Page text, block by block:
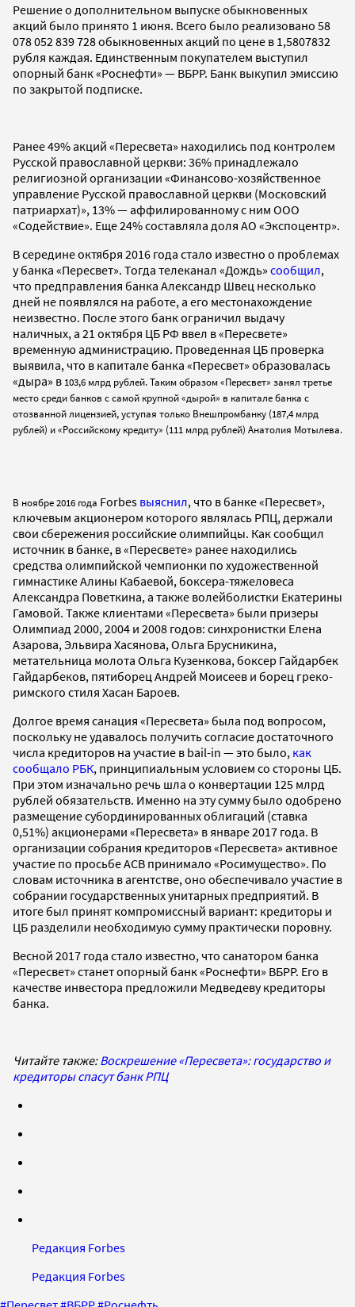
Решение о дополнительном выпуске обыкновенных
акций было принято 1 июня. Всего было реализовано 58
078 052 839 728 обыкновенных акций по цене в 1,5807832
рубля каждая. Единственным покупателем выступил
опорный банк «Роснефти» — ВБРР. Банк выкупил эмиссию
по закрытой подписке.
Ранее 49% акций «Пересвета» находились под контролем
Русской православной церкви: 36% принадлежало
религиозной организации «Финансово-хозяйственное
управление Русской православной церкви (Московский
патриархат)», 13% — аффилированному с ним ООО
«Содействие». Еще 24% составляла доля АО «Экспоцентр».
В середине октября 2016 года стало известно о проблемах
у банка «Пересвет». Тогда телеканал «Дождь» сообщил,
что предправления банка Александр Швец несколько
дней не появлялся на работе, а его местонахождение
неизвестно. После этого банк ограничил выдачу
наличных, а 21 октября ЦБ РФ ввел в «Пересвете»
временную администрацию. Проведенная ЦБ проверка
выявила, что в капитале банка «Пересвет» образовалась
«дыра» в 103,6 млрд рублей. Таким образом «Пересвет» занял третье
место среди банков с самой крупной «дырой» в капитале банка с
отозванной лицензией, уступая только Внешпромбанку (187,4 млрд
рублей) и «Российскому кредиту» (111 млрд рублей) Анатолия Мотылева.
В ноябре 2016 года Forbes выяснил, что в банке «Пересвет»,
ключевым акционером которого являлась РПЦ, держали
свои сбережения российские олимпийцы. Как сообщил
источник в банке, в «Пересвете» ранее находились
средства олимпийской чемпионки по художественной
гимнастике Алины Кабаевой, боксера-тяжеловеса
Александра Поветкина, а также волейболистки Екатерины
Гамовой. Также клиентами «Пересвета» были призеры
Олимпиад 2000, 2004 и 2008 годов: синхронистки Елена
Азарова, Эльвира Хасянова, Ольга Брусникина,
метательница молота Ольга Кузенкова, боксер Гайдарбек
Гайдарбеков, пятиборец Андрей Моисеев и борец греко-
римского стиля Хасан Бароев.
Долгое время санация «Пересвета» была под вопросом,
поскольку не удавалось получить согласие достаточного
числа кредиторов на участие в bail-in — это было, как
сообщало РБК, принципиальным условием со стороны ЦБ.
При этом изначально речь шла о конвертации 125 млрд
рублей обязательств. Именно на эту сумму было одобрено
размещение субординированных облигаций (ставка
0,51%) акционерами «Пересвета» в январе 2017 года. В
организации собрания кредиторов «Пересвета» активное
участие по просьбе АСВ принимало «Росимущество». По
словам источника в агентстве, оно обеспечивало участие в
собрании государственных унитарных предприятий. В
итоге был принят компромиссный вариант: кредиторы и
ЦБ разделили необходимую сумму практически поровну.
Весной 2017 года стало известно, что санатором банка
«Пересвет» станет опорный банк «Роснефти» ВБРР. Его в
качестве инвестора предложили Медведеву кредиторы
банка.
Читайте также:Воскрешение «Пересвета»: государство и
кредиторы спасут банк РПЦ
Редакция Forbes
Редакция Forbes